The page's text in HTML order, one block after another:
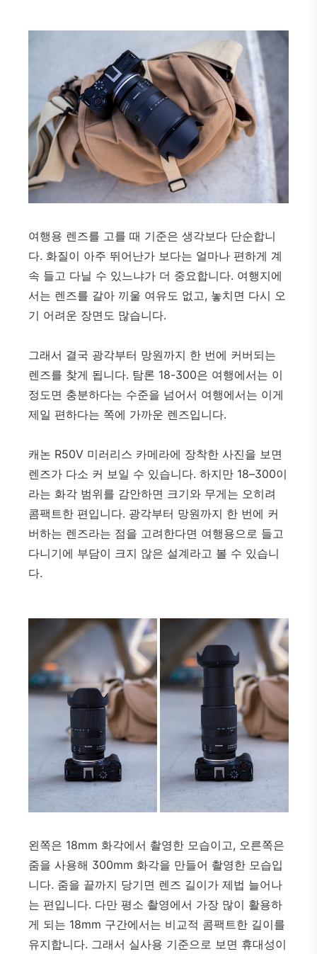
여행용 렌즈를 고를 때 기준은 생각보다 단순합니
다. 화질이 아주 뛰어난가 보다는 얼마나 편하게 계
속 들고 다닐 수 있느냐가 더 중요합니다. 여행지에
서는 렌즈를 갈아 끼울 여유도 없고, 놓치면 다시 오
기 어려운 장면도 많습니다.
그래서 결국 광각부터 망원까지 한 번에 커버되는
렌즈를 찾게 됩니다. 탐론 18-300은 여행에서는 이
정도면 충분하다는 수준을 넘어서 여행에서는 이게
제일 편하다는 쪽에 가까운 렌즈입니다.
캐논 R50V 미러리스 카메라에 장착한 사진을 보면
렌즈가 다소 커 보일 수 있습니다. 하지만 18–300이
라는 화각 범위를 감안하면 크기와 무게는 오히려
콤팩트한 편입니다. 광각부터 망원까지 한 번에 커
버하는 렌즈라는 점을 고려한다면 여행용으로 들고
다니기에 부담이 크지 않은 설계라고 볼 수 있습니
다.
왼쪽은 18mm 화각에서 촬영한 모습이고, 오른쪽은
줌을 사용해 300mm 화각을 만들어 촬영한 모습입
니다. 줌을 끝까지 당기면 렌즈 길이가 제법 늘어나
는 편입니다. 다만 평소 촬영에서 가장 많이 활용하
게 되는 18mm 구간에서는 비교적 콤팩트한 길이를
유지합니다. 그래서 실사용 기준으로 보면 휴대성이